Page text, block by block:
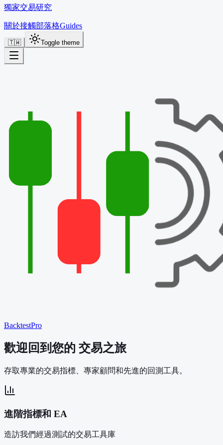
獨家交易研究
關於接觸部落格Guides
🇹🇼 Toggle theme
BacktestPro
歡迎回到您的 交易之旅
存取專業的交易指標、專家顧問和先進的回測工具。
進階指標和 EA
造訪我們經過測試的交易工具庫